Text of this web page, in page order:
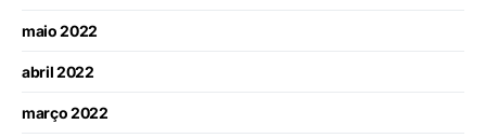
maio 2022
abril 2022
março 2022